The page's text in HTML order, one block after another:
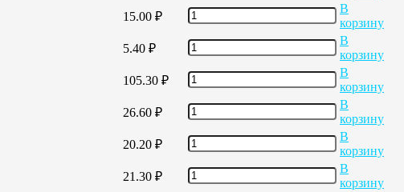
15.00 ₽
В
корзину
5.40 ₽
В
корзину
105.30 ₽
В
корзину
26.60 ₽
В
корзину
20.20 ₽
В
корзину
21.30 ₽
В
корзину